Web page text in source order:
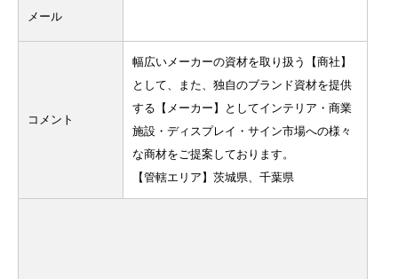
メール
コメント
幅広いメーカーの資材を取り扱う【商社】
として、また、独自のブランド資材を提供
する【メーカー】としてインテリア・商業
施設・ディスプレイ・サイン市場への様々
な商材をご提案しております。
【管轄エリア】茨城県、千葉県